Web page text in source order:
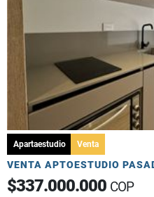
Apartaestudio Venta
$337.000.000 COP